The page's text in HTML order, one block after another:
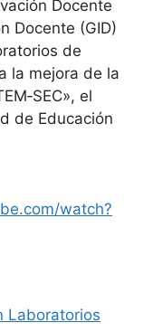
Docente
Docente (GID)
de
la mejora de la
el
de Educación
watch?
Laboratorios